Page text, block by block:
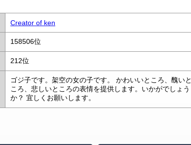
Creator of ken
158506位
212位
ゴジ子です。架空の女の子です。 かわいいところ、醜いと
ころ、悲しいところの表情を提供します。いかがでしょう
か？ 宜しくお願いします。